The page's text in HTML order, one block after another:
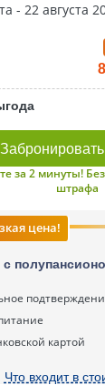
- 22 августа
за 2 минуты!
штрафа
цена!
картой
Что входит в